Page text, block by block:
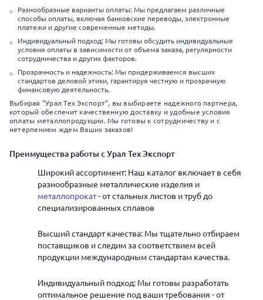
Разнообразные варианты оплаты: Мы предлагаем различные
способы оплаты, включая банковские переводы, электронные
платежи и другие современные методы.
Индивидуальный подход: Мы готовы обсудить индивидуальные
условия оплаты в зависимости от объема заказа, регулярности
сотрудничества и других факторов.
Прозрачность и надежность: Мы придерживаемся высших
стандартов деловой этики, гарантируя честную и прозрачную
финансовую деятельность.
Выбирая "Урал Тех Экспорт", вы выбираете надежного партнера,
который обеспечит качественную доставку и удобные условия
оплаты металлопродукции. Мы готовы к сотрудничеству и с
нетерпением ждем Ваших заказов!
Преимущества работы с Урал Тех Экспорт
Широкий ассортимент: Наш каталог включает в себя
разнообразные металлические изделия и
металлопрокат- от стальных листов и труб до
специализированных сплавов
Высший стандарт качества: Мы тщательно отбираем
поставщиков и следим за соответствием всей
продукции международным стандартам качества.
Индивидуальный подход: Мы готовы разработать
оптимальное решение под ваши требования - от